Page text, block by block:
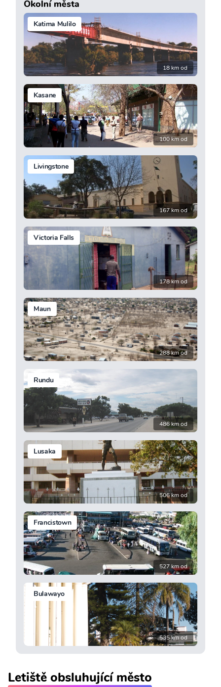
Okolní města
Katima Mulilo
18 km od
Kasane
100 km od
Livingstone
167 km od
Victoria Falls
178 km od
Maun
288 km od
Rundu
486 km od
Lusaka
506 km od
Francistown
527 km od
Bulawayo
535 km od
Letiště obsluhující město